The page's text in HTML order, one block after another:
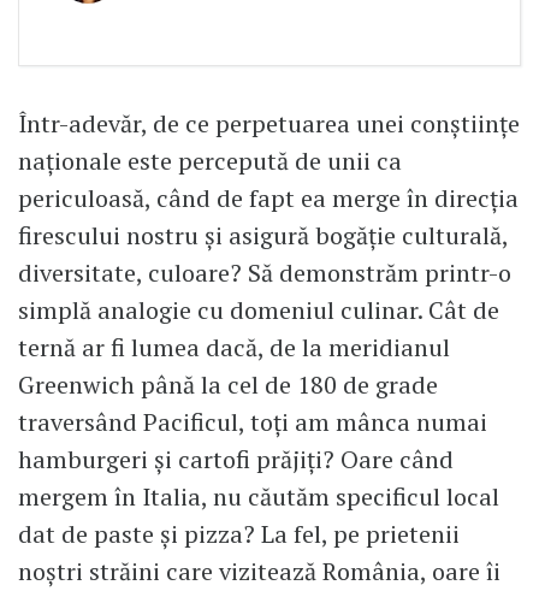
Într-adevăr, de ce perpetuarea unei conștiințe
naționale este percepută de unii ca
periculoasă, când de fapt ea merge în direcția
firescului nostru și asigură bogăție culturală,
diversitate, culoare? Să demonstrăm printr-o
simplă analogie cu domeniul culinar. Cât de
ternă ar fi lumea dacă, de la meridianul
Greenwich până la cel de 180 de grade
traversând Pacificul, toți am mânca numai
hamburgeri și cartofi prăjiți? Oare când
mergem în Italia, nu căutăm specificul local
dat de paste și pizza? La fel, pe prietenii
noștri străini care vizitează România, oare îi